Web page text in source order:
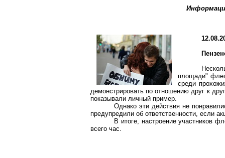
площади"
среди
демонстрировать по отношению друг к
показывали личный пример.
Однако эти действия не
предупредили об ответственности, если
В итоге, настроение участников
всего час.